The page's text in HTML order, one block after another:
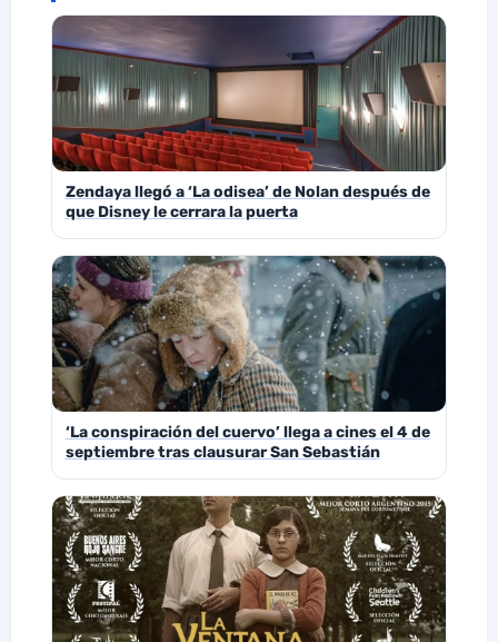
Zendaya llegó a ‘La odisea’ de Nolan después de
que Disney le cerrara la puerta
‘La conspiración del cuervo’ llega a cines el 4 de
septiembre tras clausurar San Sebastián